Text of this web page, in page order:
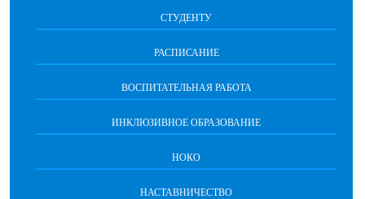
СТУДЕНТУ
РАСПИСАНИЕ
ВОСПИТАТЕЛЬНАЯ РАБОТА
ИНКЛЮЗИВНОЕ ОБРАЗОВАНИЕ
НОКО
НАСТАВНИЧЕСТВО